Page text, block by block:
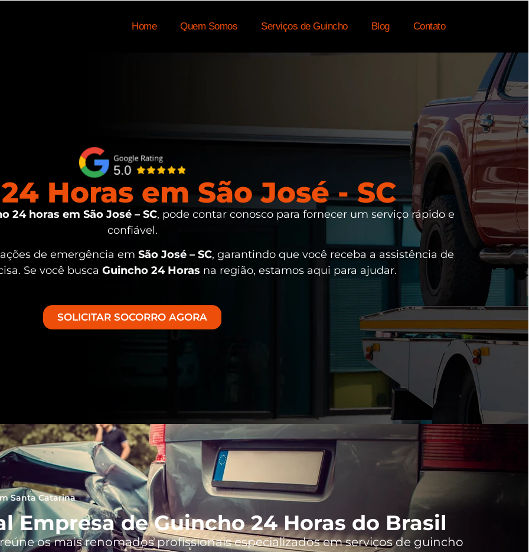
Home Quem Somos Serviços de Guincho Blog Contato
Horas em São José - SC
24 horas em São José – SC, pode contar conosco para fornecer um serviço rápido e
confiável.
de emergência em São José – SC, garantindo que você receba a assistência de
Se você busca Guincho 24 Horas na região, estamos aqui para ajudar.
SOLICITAR SOCORRO AGORA
Santa Catarina
Empresa de Guincho 24 Horas do Brasil
os mais renomados profissionais especializados em serviços de guincho